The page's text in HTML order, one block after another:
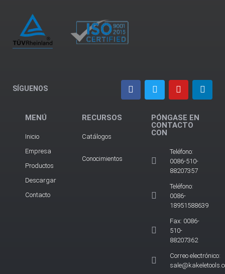
SÍGUENOS
MENÚ
Inicio
Empresa
Productos
Descargar
Contacto
RECURSOS
Catálogos
Conocimientos
PÓNGASE EN
CONTACTO
CON
Teléfono:
0086-510-
88207357
Teléfono:
0086-
18951588639
Fax: 0086-
510-
88207362
Correo electrónico: